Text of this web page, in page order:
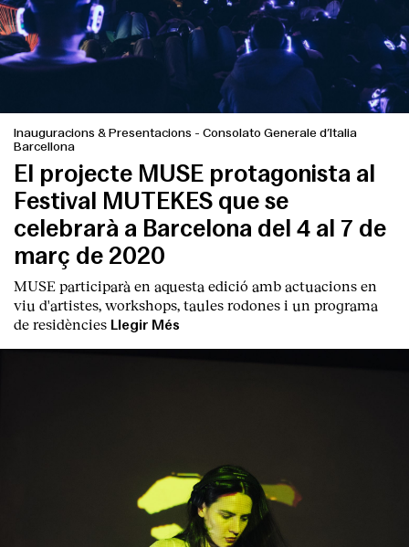
Inauguracions & Presentacions - Consolato Generale d’Italia
Barcellona
El projecte MUSE protagonista al
Festival MUTEKES que se
celebrarà a Barcelona del 4 al 7 de
març de 2020
MUSE participarà en aquesta edició amb actuacions en
viu d'artistes, workshops, taules rodones i un programa
de residències Llegir Més